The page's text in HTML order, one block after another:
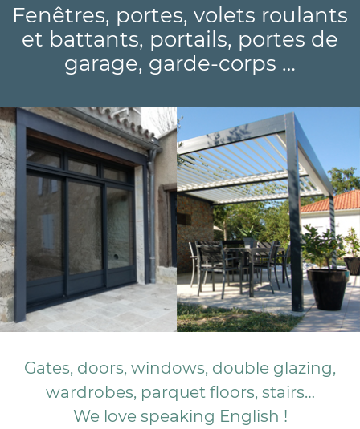
Fenêtres, portes, volets roulants
et battants, portails, portes de
garage, garde-corps …
Gates, doors, windows, double glazing,
wardrobes, parquet floors, stairs…
We love speaking English !